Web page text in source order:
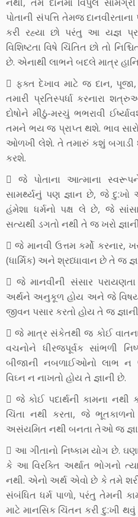
પોતાની સંપત્તિ તેમજ
કરી રહ્યા છો પરંતુ આ યજ્ઞ
વિશિષ્ટતા વિષે ચિંતિત છો તો
છે. એનાથી લાભને બદલે માત્ર
 ફક્ત દેખાવ માટે જ દાન,
તમારી પ્રતિસ્પર્ધા કરનારા
દોષોને મીઠું-મરચું ભભરાવી
તમને ભય જ પ્રાપ્ત થશે. ભાવ
ઓળખી લેશે. તે તમારું કશું બગાડી
કરશે.
 જે પોતાના આત્માના
સામર્થ્યનું પણ જ્ઞાન છે, જે
હંમેશા ધર્મનો પક્ષ લે છે, જે
સત્યથી ડગતો નથી તે જ ખરો
 જે માનવી ઉત્તમ કર્મો કરનાર,
(ધાર્મિક) અને શ્રધ્ધાવાન છે તે જ
 જે માનવીની સંસાર
અર્થને અનુકૂળ હોય અને જે
જીવન પસાર કરતો હોય તે જ
 જે માત્ર સંકેતથી જ કોઈ
વચનોને ધીરજપૂર્વક સાંભળી
બીજાની નબળાઈઓનો લાભ ન
વિઘ્ન ન નાખતો હોય તે જ્ઞાની છે.
 જે કોઈ પદાર્થની કામના નથી
ચિંતા નથી કરતા, જે
અસંયમિત નથી બનતા તેઓ જ
 આ ગીતાનો નિષ્કામ યોગ છે.
કે આ વિરક્તિ અર્થાત ભોગનો
નથી. એનો અર્થ એવો છે કે તમે
સંબંધિત ધર્મ પાળો, પરંતુ તેમની
માટે માનસિક ચિંતન કરી દુ:ખી